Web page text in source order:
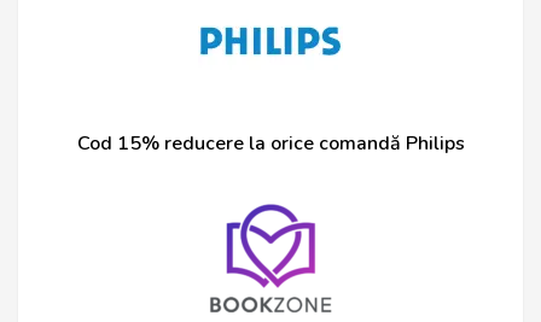
Cod 15% reducere la orice comandă Philips